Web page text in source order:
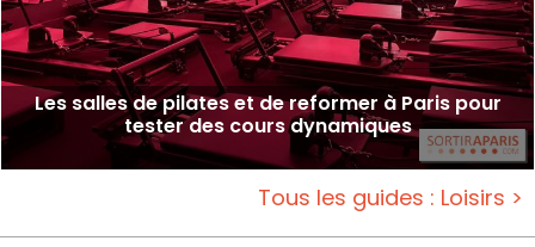
Les salles de pilates et de reformer à Paris pour
tester des cours dynamiques
Tous les guides : Loisirs >